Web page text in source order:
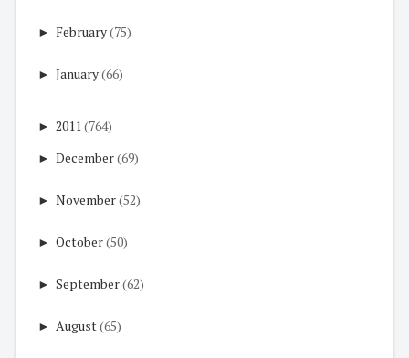
► February(75)
► January(66)
► 2011 (764)
► December(69)
► November(52)
► October(50)
► September(62)
► August(65)